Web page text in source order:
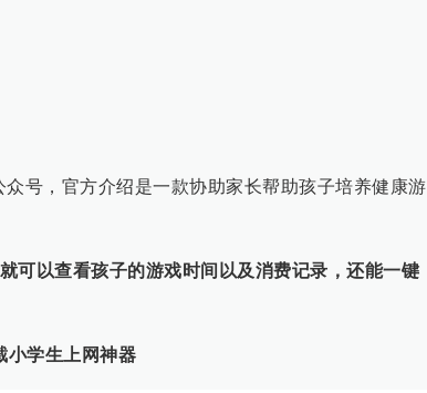
众号，官方介绍是一款协助家长帮助孩子培养健康游
可以查看孩子的游戏时间以及消费记录，还能一键
小学生上网神器